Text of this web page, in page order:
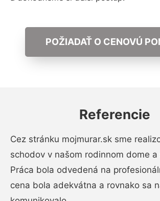
POŽIADAŤ O CENOVÚ
Referencie
Cez stránku mojmurar.sk sme
schodov v našom rodinnom dome a
Práca bola odvedená na
cena bola adekvátna a rovnako sa